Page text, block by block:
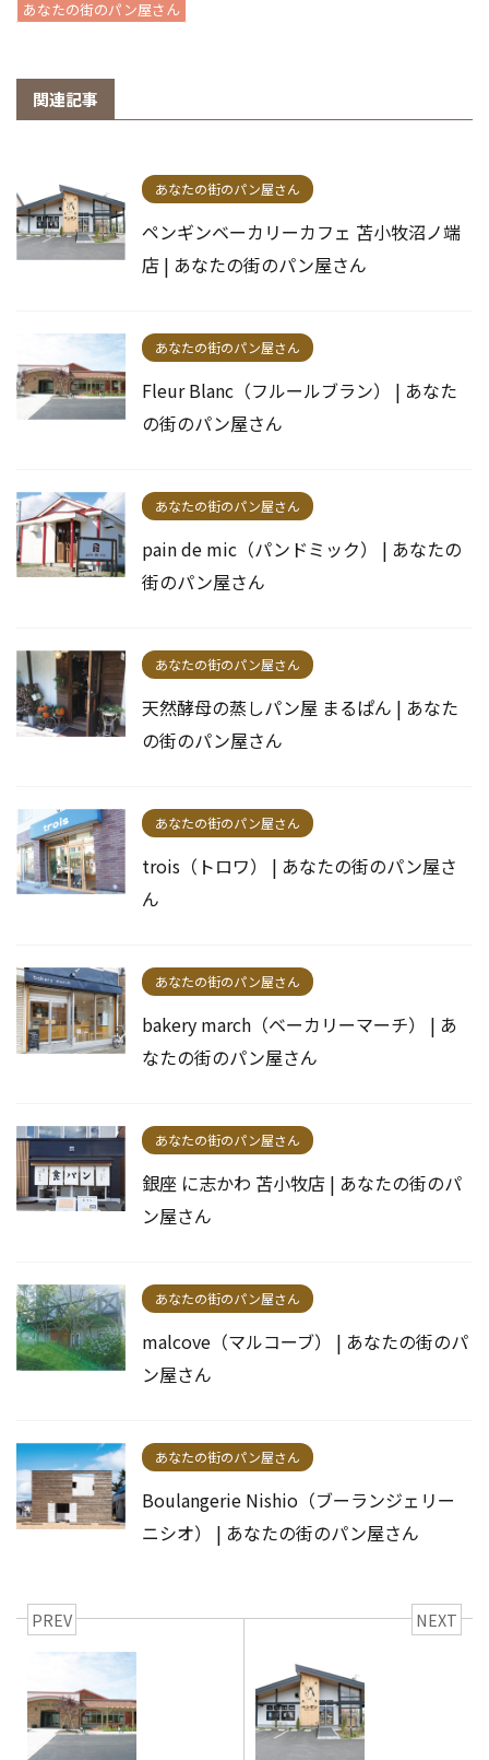
あなたの街のパン屋さん
関連記事
あなたの街のパン屋さん
ペンギンベーカリーカフェ 苫小牧沼ノ端
店 | あなたの街のパン屋さん
あなたの街のパン屋さん
Fleur Blanc（フルールブラン） | あなた
の街のパン屋さん
あなたの街のパン屋さん
pain de mic（パンドミック） | あなたの
街のパン屋さん
あなたの街のパン屋さん
天然酵母の蒸しパン屋 まるぱん | あなた
の街のパン屋さん
あなたの街のパン屋さん
trois（トロワ） | あなたの街のパン屋さ
ん
あなたの街のパン屋さん
bakery march（ベーカリーマーチ） | あ
なたの街のパン屋さん
あなたの街のパン屋さん
銀座 に志かわ 苫小牧店 | あなたの街のパ
ン屋さん
あなたの街のパン屋さん
malcove（マルコーブ） | あなたの街のパ
ン屋さん
あなたの街のパン屋さん
Boulangerie Nishio（ブーランジェリー
ニシオ） | あなたの街のパン屋さん
PREV NEXT